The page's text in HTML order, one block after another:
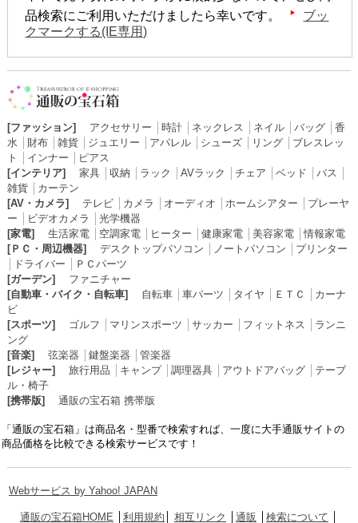
品検索にご利用いただけましたら幸いです。
ブッ
クマークする(IE専用)
[ファッション] アクセサリー 時計│ ネックレス ネイル│ バッグ│ 香
水
財布│ 雑貨│ ジュエリー アパレル│ シューズ│ リング│ ブレスレッ
ト
インナー
ピアス
[インテリア]
家具│ 収納 ラック AVラック チェア ベッド バス
雑貨│ カーテン
[AV・カメラ]
テレビ│ カメラ オーディオ ホームシアター
プレーヤ
ー
ビデオカメラ
光学機器
[家電]
生活家電│ 空調家電│ ヒーター 健康家電│ 美容家電│情報家電
[ＰＣ・周辺機器]
デスクトップパソコン ノートパソコン
プリンター
ドライバー
ＰＣパーツ
[ガーデン]
ファニチャー
[自動車・バイク・自転車]
自転車│ 車パーツ タイヤ ＥＴＣ
カーナ
ビ
[スポーツ]
ゴルフ マリンスポーツ サッカー フィットネス
ランニ
ング
[音楽]
弦楽器 鍵盤楽器
管楽器
[レジャー]
旅行用品 キャンプ│ 調理器具│ アウトドアバッグ│ テーブ
ル・椅子
[携帯版]
通販の宝石箱 携帯版
「通販の宝石箱」は商品名・型番で検索すれば、一度に大手通販サイトの
商品価格を比較できる検索サービスです！
Webサービス by Yahoo! JAPAN
通販の宝石箱HOME 利用規約 相互リンク 通販 検索について